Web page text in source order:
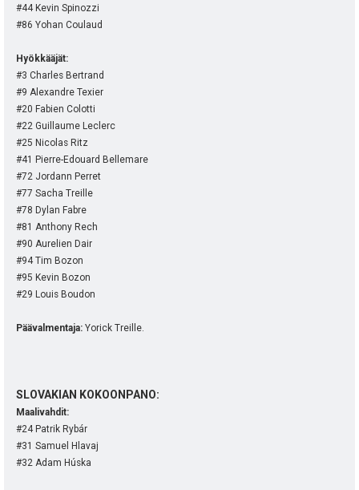
#44 Kevin Spinozzi
#86 Yohan Coulaud
Hyökkääjät:
#3 Charles Bertrand
#9 Alexandre Texier
#20 Fabien Colotti
#22 Guillaume Leclerc
#25 Nicolas Ritz
#41 Pierre-Edouard Bellemare
#72 Jordann Perret
#77 Sacha Treille
#78 Dylan Fabre
#81 Anthony Rech
#90 Aurelien Dair
#94 Tim Bozon
#95 Kevin Bozon
#29 Louis Boudon
Päävalmentaja: Yorick Treille.
SLOVAKIAN KOKOONPANO:
Maalivahdit:
#24 Patrik Rybár
#31 Samuel Hlavaj
#32 Adam Húska